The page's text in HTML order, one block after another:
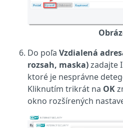
Do poľa Vzdialená
rozsah, maska)zadajte
ktoré je nesprávne
Kliknutím trikrát na OK
okno rozšírených